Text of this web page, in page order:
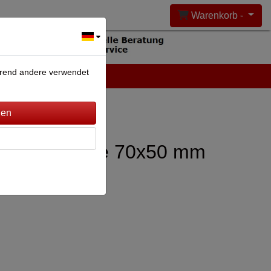
Warenkorb -
KONTAKT
70x50 mm
andere verwendet